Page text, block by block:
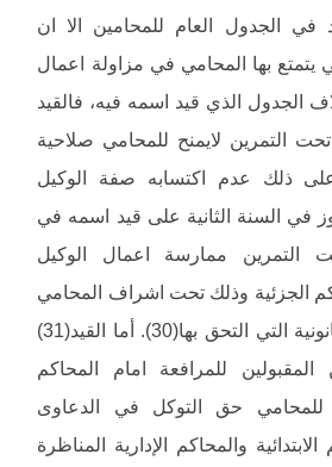
في الجدول العام للمحامين الا ان
يتمتع بها المحامي في مزاولة اعمال
الجدول الذي قيد اسمه فيه، فالقيد
التمرين لايمنح للمحامي صلاحية
على ذلك عدم اكتسابه صفة الوكيل
في السنة الثانية على قيد اسمه في
التمرين ممارسة اعمال الوكيل
الجزئية وذلك تحت اشراف المحامي
المدرب او الادارة القانونية التي التحق بها(30). أما القيد(31)
للمرافعة امام المحاكم
للمحامي حق التوكل في الدعاوى
والمحاكم الإدارية المناظرة